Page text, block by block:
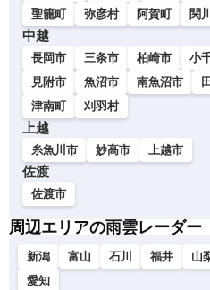
聖籠町
弥彦村 阿賀町 関
中越
長岡市 三条市 柏崎市 小
見附市
魚沼市 南魚沼市
津南町
刈羽村
上越
糸魚川市 妙高市 上越市
佐渡
佐渡市
周辺エリアの雨雲レーダー
新潟 富山 石川 福井 山
愛知